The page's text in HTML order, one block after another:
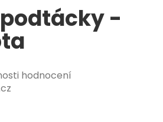
-
hodnocení